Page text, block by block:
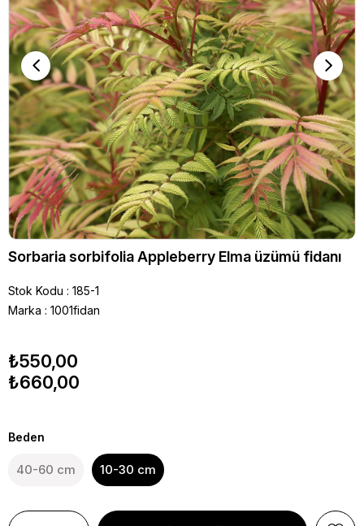
Sorbaria sorbifolia Appleberry Elma üzümü fidanı
Stok Kodu
185-1
Marka : 1001fidan
₺550,00
₺660,00
Beden
40-60 cm 10-30 cm